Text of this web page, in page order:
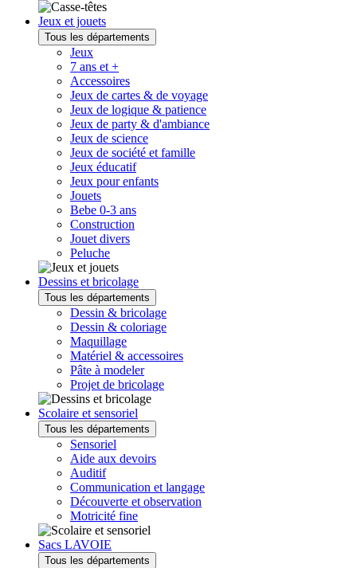
Jeux et jouets
Tous les départements
Jeux
7 ans et +
Accessoires
Jeux de cartes & de voyage
Jeux de logique & patience
Jeux de party & d'ambiance
Jeux de science
Jeux de société et famille
Jeux éducatif
Jeux pour enfants
Jouets
Bebe 0-3 ans
Construction
Jouet divers
Peluche
Dessins et bricolage
Tous les départements
Dessin & bricolage
Dessin & coloriage
Maquillage
Matériel & accessoires
Pâte à modeler
Projet de bricolage
Scolaire et sensoriel
Tous les départements
Sensoriel
Aide aux devoirs
Auditif
Communication et langage
Découverte et observation
Motricité fine
Sacs LAVOIE
Tous les départements